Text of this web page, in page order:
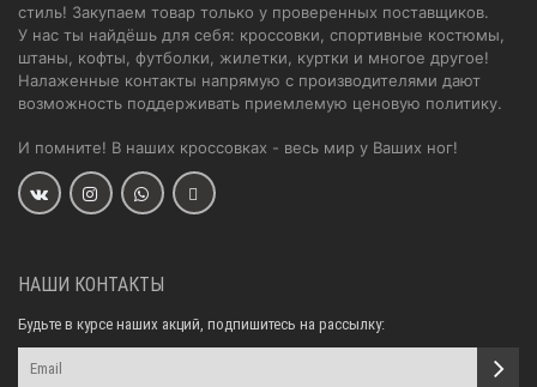
стиль! Закупаем товар только у проверенных поставщиков.
У нас ты найдёшь для себя: кроссовки, спортивные костюмы,
штаны, кофты, футболки, жилетки, куртки и многое другое!
Налаженные контакты напрямую с производителями дают
возможность поддерживать приемлемую ценовую политику.
И помните! В наших кроссовках - весь мир у Ваших ног!
НАШИ КОНТАКТЫ
Будьте в курсе наших акций, подпишитесь на рассылку: